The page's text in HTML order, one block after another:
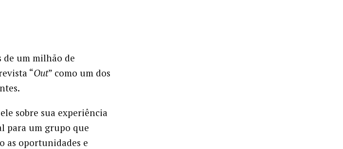
de um milhão de
“Out” como um dos
sobre sua experiência
para um grupo que
as oportunidades e